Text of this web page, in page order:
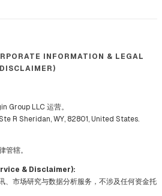
INFORMATION & LEGAL
DISCLAIMER)
Group LLC 运营。
R Sheridan, WY, 82801, United States.
管辖。
& Disclaimer):
、市场研究与数据分析服务，不涉及任何资金托